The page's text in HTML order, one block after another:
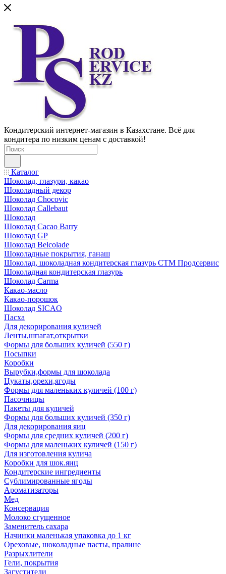
Кондитерский интернет-магазин в Казахстане. Всё для
кондитера по низким ценам с доставкой!
Каталог
Шоколад, глазури, какао
Шоколадный декор
Шоколад Chocovic
Шоколад Callebaut
Шоколад
Шоколад Cacao Barry
Шоколад GP
Шоколад Belcolade
Шоколадные покрытия, ганаш
Шоколад, шоколадная кондитерская глазурь СТМ Продсервис
Шоколадная кондитерская глазурь
Шоколад Carma
Какао-масло
Какао-порошок
Шоколад SICAO
Пасха
Для декорирования куличей
Ленты,шпагат,открытки
Формы для больших куличей (550 г)
Посыпки
Коробки
Вырубки,формы для шоколада
Цукаты,орехи,ягоды
Формы для маленьких куличей (100 г)
Пасочницы
Пакеты для куличей
Формы для больших куличей (350 г)
Для декорирования яиц
Формы для средних куличей (200 г)
Формы для маленьких куличей (150 г)
Для изготовления кулича
Коробки для шок.яиц
Кондитерские ингредиенты
Сублимированные ягоды
Ароматизаторы
Мед
Консервация
Молоко сгущенное
Заменитель сахара
Начинки маленькая упаковка до 1 кг
Ореховые, шоколадные пасты, пралине
Разрыхлители
Гели, покрытия
Загустители